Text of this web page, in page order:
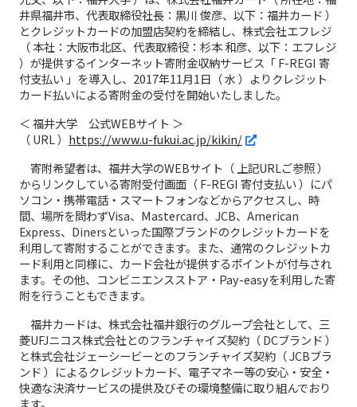
井県福井市、代表取締役社長：黒川 俊彦、以下：福井カード ）
とクレジットカードの加盟店契約を締結し、株式会社エフレジ
（ 本社：大阪市北区、代表取締役：杉本 和彦、以下：エフレジ
）が提供するインターネット寄附金収納サービス「 F-REGI 寄
付支払い 」を導入し、2017年11月1日（ 水 ）よりクレジット
カード払いによる寄附金の受付を開始いたしました。
＜ 福井大学 公式WEBサイト ＞
（ URL ） https://www.u-fukui.ac.jp/kikin/
寄附希望者は、福井大学のWEBサイト（ 上記URLご参照 ）
からリンクしている寄附受付画面（ F-REGI 寄付支払い ）にパ
ソコン・携帯電話・スマートフォンなどからアクセスし、時
間、場所を問わずVisa、Mastercard、JCB、American
Express、Dinersといった国際ブランドのクレジットカードを
利用して寄附することができます。また、通常のクレジットカ
ード利用と同様に、カード会社が提供するポイントが付与され
ます。その他、コンビニエンスストア・Pay-easyを利用した寄
附を行うこともできます。
福井カードは、株式会社福井銀行のグループ会社として、三
菱UFJニコス株式会社とのフランチャイズ契約（ DCブランド ）
と株式会社ジェーシービーとのフランチャイズ契約（ JCBブラ
ンド ）によるクレジットカード、電子マネー等の安心・安全・
快適な決済サービスの提供及びその環境整備に取り組んでおり
ます。